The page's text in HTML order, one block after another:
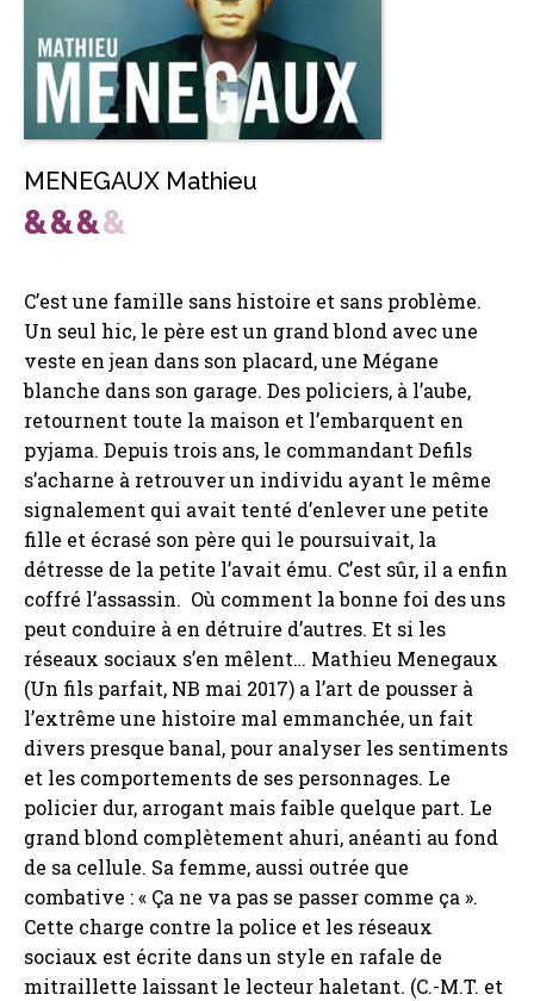
MENEGAUX Mathieu
C’est une famille sans histoire et sans problème.
Un seul hic, le père est un grand blond avec une
veste en jean dans son placard, une Mégane
blanche dans son garage. Des policiers, à l’aube,
retournent toute la maison et l’embarquent en
pyjama. Depuis trois ans, le commandant Defils
s’acharne à retrouver un individu ayant le même
signalement qui avait tenté d’enlever une petite
fille et écrasé son père qui le poursuivait, la
détresse de la petite l’avait ému. C’est sûr, il a enfin
coffré l’assassin. Où comment la bonne foi des uns
peut conduire à en détruire d’autres. Et si les
réseaux sociaux s’en mêlent… Mathieu Menegaux
(Un fils parfait, NB mai 2017) a l’art de pousser à
l’extrême une histoire mal emmanchée, un fait
divers presque banal, pour analyser les sentiments
et les comportements de ses personnages. Le
policier dur, arrogant mais faible quelque part. Le
grand blond complètement ahuri, anéanti au fond
de sa cellule. Sa femme, aussi outrée que
combative : « Ça ne va pas se passer comme ça ».
Cette charge contre la police et les réseaux
sociaux est écrite dans un style en rafale de
mitraillette laissant le lecteur haletant. (C.-M.T. et